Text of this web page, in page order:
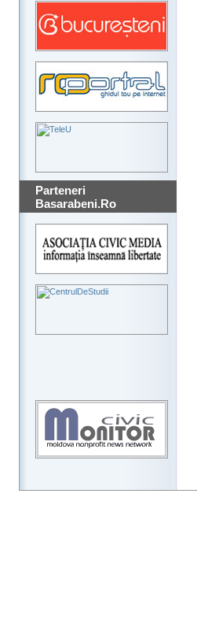
Parteneri
Basarabeni.Ro